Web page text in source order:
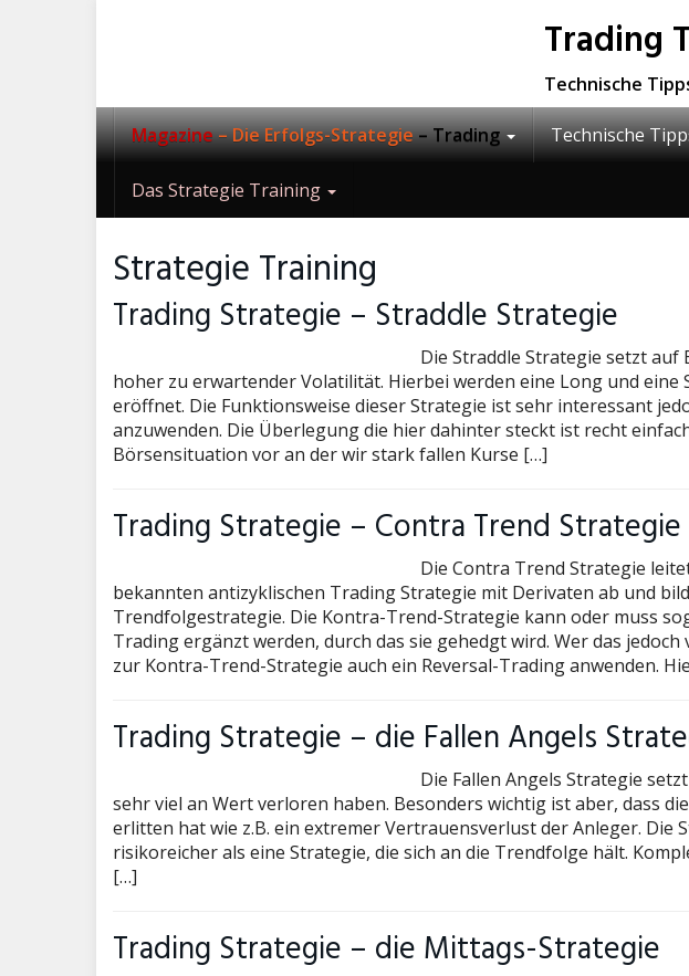
Trading
Technische
Magazine– Die Erfolgs-Strategie– Trading Technische
Das Strategie Training
Strategie Training
Trading Strategie – Straddle Strategie
Die Straddle Strategie setzt auf
hoher zu erwartender Volatilität. Hierbei werden eine Long und eine
eröffnet. Die Funktionsweise dieser Strategie ist sehr interessant
anzuwenden. Die Überlegung die hier dahinter steckt ist recht
Börsensituation vor an der wir stark fallen Kurse […]
Trading Strategie – Contra Trend Strategie
Die Contra Trend Strategie
bekannten antizyklischen Trading Strategie mit Derivaten ab und
Trendfolgestrategie. Die Kontra-Trend-Strategie kann oder muss
Trading ergänzt werden, durch das sie gehedgt wird. Wer das
zur Kontra-Trend-Strategie auch ein Reversal-Trading anwenden.
Trading Strategie – die Fallen Angels
Die Fallen Angels Strategie
sehr viel an Wert verloren haben. Besonders wichtig ist aber, dass
erlitten hat wie z.B. ein extremer Vertrauensverlust der Anleger. Die
risikoreicher als eine Strategie, die sich an die Trendfolge hält.
[…]
Trading Strategie – die Mittags-Strategie